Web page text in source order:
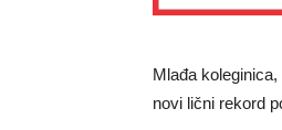
Mlađa
novi lični rekord